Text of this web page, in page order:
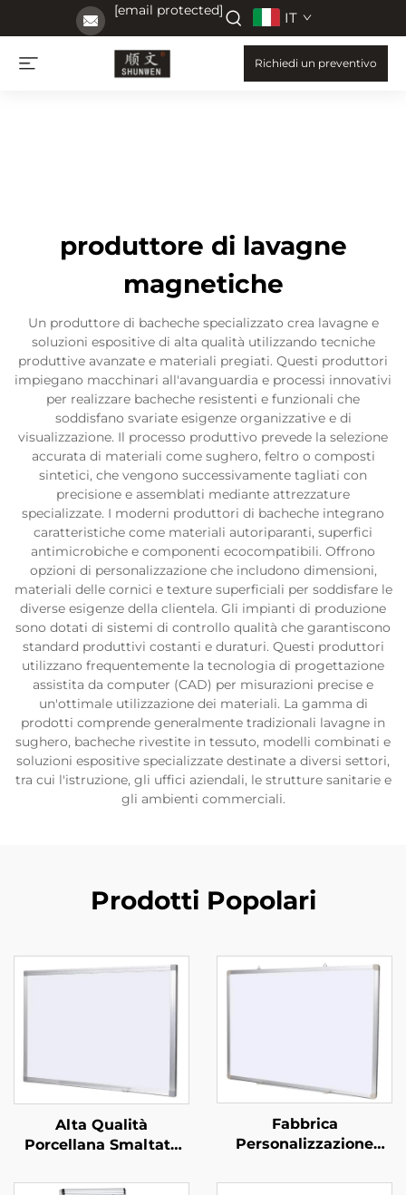
[email protected] IT
Richiedi un preventivo
produttore di lavagne
magnetiche
Un produttore di bacheche specializzato crea lavagne e
soluzioni espositive di alta qualità utilizzando tecniche
produttive avanzate e materiali pregiati. Questi produttori
impiegano macchinari all'avanguardia e processi innovativi
per realizzare bacheche resistenti e funzionali che
soddisfano svariate esigenze organizzative e di
visualizzazione. Il processo produttivo prevede la selezione
accurata di materiali come sughero, feltro o composti
sintetici, che vengono successivamente tagliati con
precisione e assemblati mediante attrezzature
specializzate. I moderni produttori di bacheche integrano
caratteristiche come materiali autoriparanti, superfici
antimicrobiche e componenti ecocompatibili. Offrono
opzioni di personalizzazione che includono dimensioni,
materiali delle cornici e texture superficiali per soddisfare le
diverse esigenze della clientela. Gli impianti di produzione
sono dotati di sistemi di controllo qualità che garantiscono
standard produttivi costanti e duraturi. Questi produttori
utilizzano frequentemente la tecnologia di progettazione
assistita da computer (CAD) per misurazioni precise e
un'ottimale utilizzazione dei materiali. La gamma di
prodotti comprende generalmente tradizionali lavagne in
sughero, bacheche rivestite in tessuto, modelli combinati e
soluzioni espositive specializzate destinate a diversi settori,
tra cui l'istruzione, gli uffici aziendali, le strutture sanitarie e
gli ambienti commerciali.
Prodotti Popolari
Alta Qualità
Porcellana Smaltata
Dimensioni Variabili,
Fabbrica
Personalizzazione
Lavagna Magnetica